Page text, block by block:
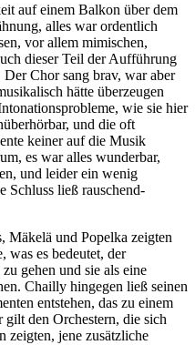
auf einem Balkon über dem
alles war ordentlich
vor allem mimischen,
dieser Teil der Aufführung
Chor sang brav, war aber
hätte überzeugen
wie sie hier
und die oft
keiner auf die Musik
es war alles wunderbar,
und leider ein wenig
Schluss ließ rauschend-
Mäkelä und Popelka zeigten
was es bedeutet, der
gehen und sie als eine
Chailly hingegen ließ seinen
entstehen, das zu einem
den Orchestern, die sich
zeigten, jene zusätzliche